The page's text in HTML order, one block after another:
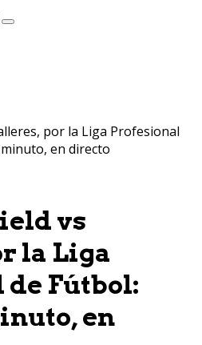
por la Liga Profesional
en directo
vs
la Liga
Fútbol:
en